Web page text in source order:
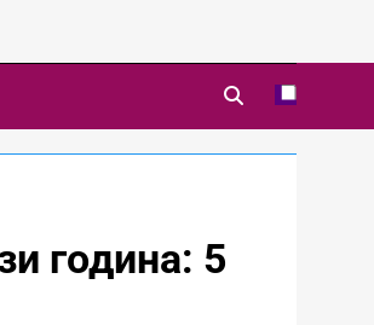
година: 5